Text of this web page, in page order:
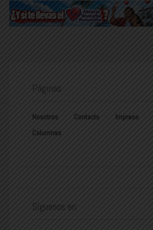
Páginas
Nosotros Contacto
Impreso
Columnas
Síguenos en: